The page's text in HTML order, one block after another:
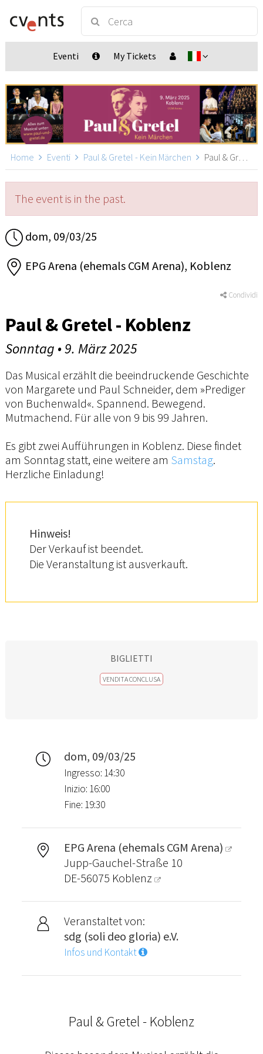
Eventi My Tickets
Home Eventi Paul & Gretel - Kein Märchen Paul & Gretel - Koblenz, Koblenz
The event is in the past.
dom, 09/03/25
EPG Arena (ehemals CGM Arena), Koblenz
Condividi
Paul & Gretel - Koblenz
Sonntag • 9. März 2025
Das Musical erzählt die beeindruckende Geschichte
von Margarete und Paul Schneider, dem »Prediger
von Buchenwald«. Spannend. Bewegend.
Mutmachend. Für alle von 9 bis 99 Jahren.
Es gibt zwei Aufführungen in Koblenz. Diese findet
am Sonntag statt, eine weitere am Samstag.
Herzliche Einladung!
Hinweis!
Der Verkauf ist beendet.
Die Veranstaltung ist ausverkauft.
BIGLIETTI
VENDITA CONCLUSA
dom, 09/03/25
Ingresso: 14:30
Inizio: 16:00
Fine: 19:30
EPG Arena (ehemals CGM Arena)
Jupp-Gauchel-Straße 10
DE-56075 Koblenz
Veranstaltet von:
sdg (soli deo gloria) e.V.
Infos und Kontakt
Paul & Gretel - Koblenz